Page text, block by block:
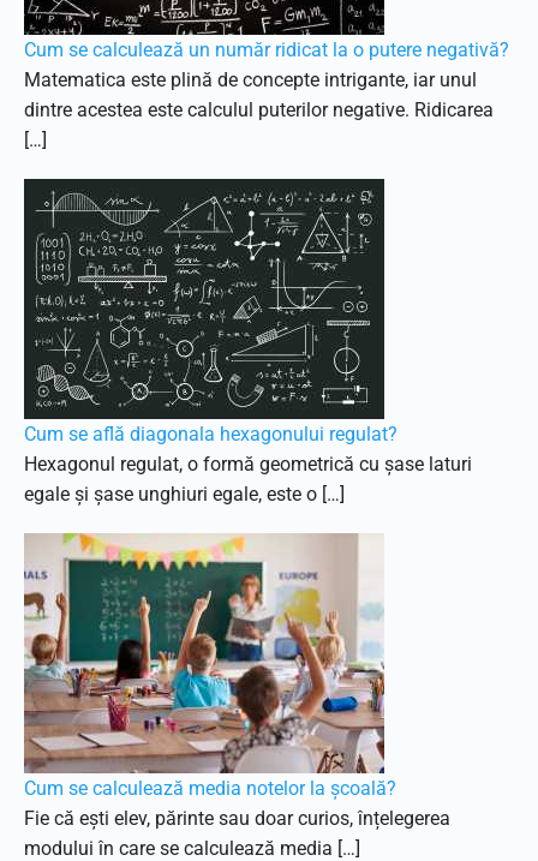
Cum se calculează un număr ridicat la o putere negativă?
Matematica este plină de concepte intrigante, iar unul
dintre acestea este calculul puterilor negative. Ridicarea
[…]
Cum se află diagonala hexagonului regulat?
Hexagonul regulat, o formă geometrică cu șase laturi
egale și șase unghiuri egale, este o […]
Cum se calculează media notelor la școală?
Fie că ești elev, părinte sau doar curios, înțelegerea
modului în care se calculează media […]